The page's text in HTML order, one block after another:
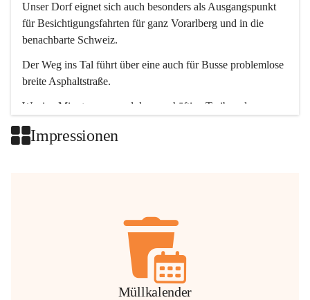
Unser Dorf eignet sich auch besonders als Ausgangspunkt
für Besichtigungsfahrten für ganz Vorarlberg und in die
benachbarte Schweiz.
Der Weg ins Tal führt über eine auch für Busse problemlose
breite Asphaltstraße.
Wenige Minuten nur, und das geschäftige Treiben der
Impressionen
Müllkalender